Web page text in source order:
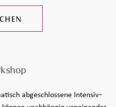
abgeschlossene Intensiv-